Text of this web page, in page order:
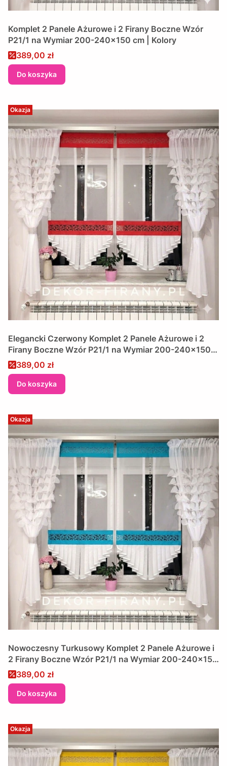
Komplet 2 Panele Ażurowe i 2 Firany Boczne Wzór
P21/1 na Wymiar 200-240x150 cm | Kolory
Cena promocyjna
389,00 zł
Do koszyka
Okazja
Elegancki Czerwony Komplet 2 Panele Ażurowe i 2
Firany Boczne Wzór P21/1 na Wymiar 200-240x150
cmCena promocyjna
389,00 zł
Do koszyka
Okazja
Nowoczesny Turkusowy Komplet 2 Panele Ażurowe i
2 Firany Boczne Wzór P21/1 na Wymiar 200-240x150
cmCena promocyjna
389,00 zł
Do koszyka
Okazja